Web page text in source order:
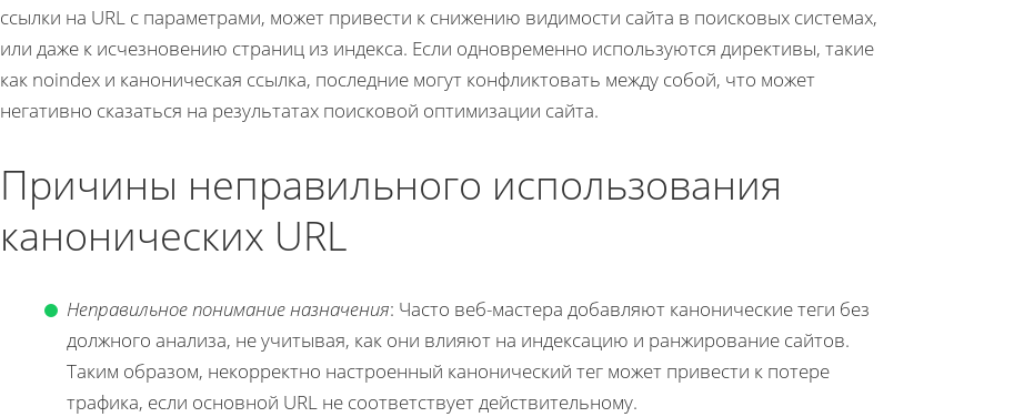
ссылки на URL с параметрами, может привести к снижению видимости сайта в поисковых системах,
или даже к исчезновению страниц из индекса. Если одновременно используются директивы, такие
как noindex и каноническая ссылка, последние могут конфликтовать между собой, что может
негативно сказаться на результатах поисковой оптимизации сайта.
Причины неправильного использования
канонических URL
Неправильное понимание назначения: Часто веб-мастера добавляют канонические теги без
должного анализа, не учитывая, как они влияют на индексацию и ранжирование сайтов.
Таким образом, некорректно настроенный канонический тег может привести к потере
трафика, если основной URL не соответствует действительному.